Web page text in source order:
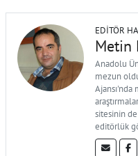
EDITÖR
Metin
Anadolu
mezun
Ajansı'nda
sitesinin
editörlük